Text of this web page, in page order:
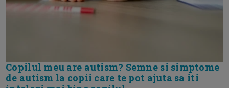
Copilul meu are autism? Semne si simptome
de autism la copii care te pot ajuta sa iti